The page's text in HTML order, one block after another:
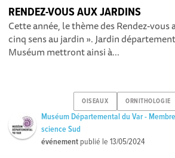
RENDEZ-VOUS AUX JARDINS
Cette année, le thème des Rendez-vous
cinq sens au jardin ». Jardin
Muséum mettront ainsi à...
OISEAUX ORNITHOLOGIE
Muséum Départemental du Var -
science Sud
événement publié le13/05/2024